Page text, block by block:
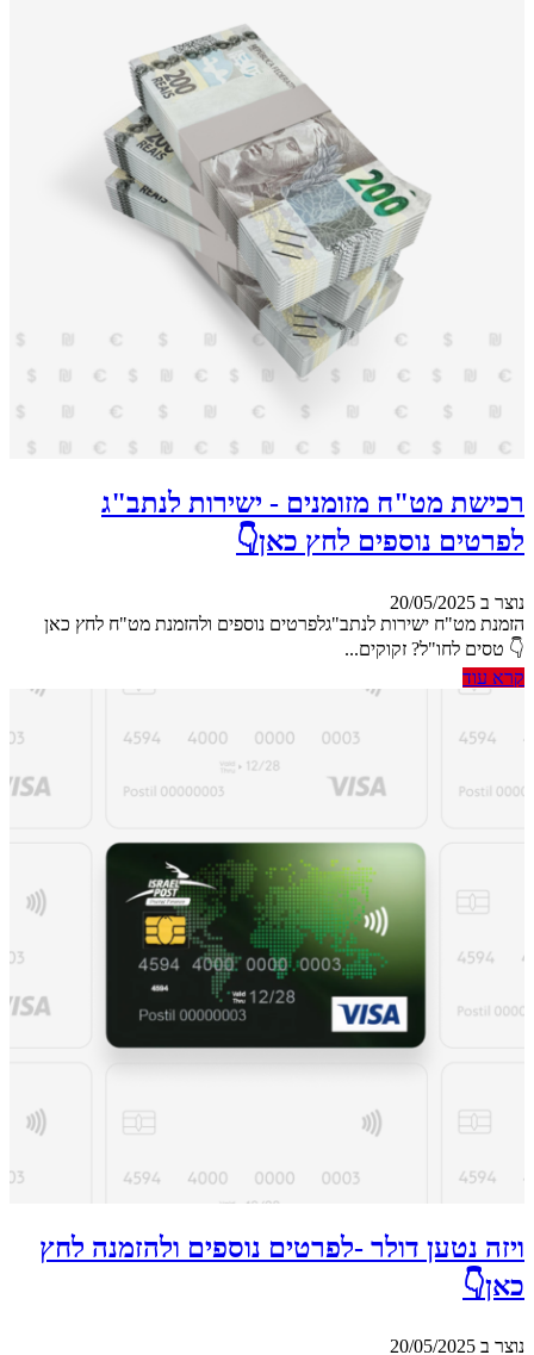
רכישת מט"ח מזומנים - ישירות לנתב"ג
לפרטים נוספים לחץ כאן👇
נוצר ב 20/05/2025
הזמנת מט"ח ישירות לנתב"גלפרטים נוספים ולהזמנת מט"ח לחץ כאן
👇 טסים לחו"ל? זקוקים...
קרא עוד
ויזה נטען דולר -לפרטים נוספים ולהזמנה לחץ
כאן👇
נוצר ב 20/05/2025